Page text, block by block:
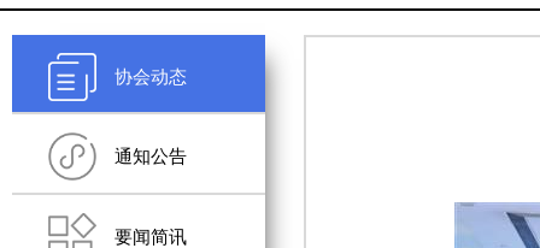
协会动态
通知公告
要闻简讯